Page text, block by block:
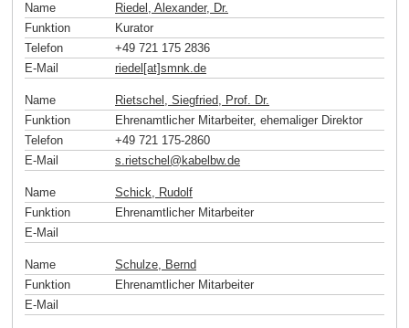
Name
Riedel, Alexander, Dr.
Funktion
Kurator
Telefon
+49 721 175 2836
E-Mail
riedel[at]smnk.de
Name
Rietschel, Siegfried, Prof. Dr.
Funktion
Ehrenamtlicher Mitarbeiter, ehemaliger Direktor
Telefon
+49 721 175-2860
E-Mail
s.rietschel @ kabelbw.de
Name
Schick, Rudolf
Funktion
Ehrenamtlicher Mitarbeiter
E-Mail
Name
Schulze, Bernd
Funktion
Ehrenamtlicher Mitarbeiter
E-Mail